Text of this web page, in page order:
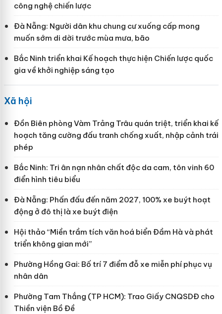
công nghệ chiến lược
Đà Nẵng: Người dân khu chung cư xuống cấp mong
muốn sớm di dời trước mùa mưa, bão
Bắc Ninh triển khai Kế hoạch thực hiện Chiến lược quốc
gia về khởi nghiệp sáng tạo
Xã hội
Đồn Biên phòng Vàm Trảng Trâu quán triệt, triển khai kế
hoạch tăng cường đấu tranh chống xuất, nhập cảnh trái
phép
Bắc Ninh: Tri ân nạn nhân chất độc da cam, tôn vinh 60
điển hình tiêu biểu
Đà Nẵng: Phấn đấu đến năm 2027, 100% xe buýt hoạt
động ở đô thị là xe buýt điện
Hội thảo “Miền trầm tích văn hoá biển Đầm Hà và phát
triển không gian mới”
Phường Hồng Gai: Bố trí 7 điểm đỗ xe miễn phí phục vụ
nhân dân
Phường Tam Thắng (TP HCM): Trao Giấy CNQSDĐ cho
Thiền viện Bồ Đề